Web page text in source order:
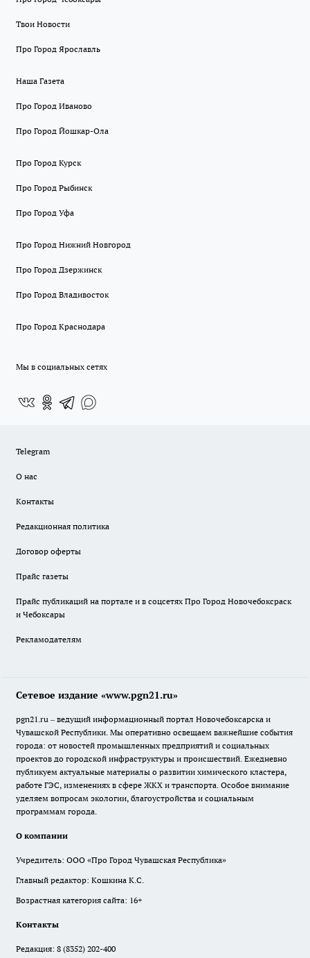
Твои Новости
Про Город Ярославль
Наша Газета
Про Город Иваново
Про Город Йошкар-Ола
Про Город Курск
Про Город Рыбинск
Про Город Уфа
Про Город Нижний Новгород
Про Город Дзержинск
Про Город Владивосток
Про Город Краснодара
Мы в социальных сетях
Telegram
О нас
Контакты
Редакционная политика
Договор оферты
Прайс газеты
Прайс публикаций на портале и в соцсетях Про Город Новочебоксраск
и Чебоксары
Рекламодателям
Сетевое издание «www.pgn21.ru»
pgn21.ru – ведущий информационный портал Новочебоксарска и
Чувашской Республики. Мы оперативно освещаем важнейшие события
города: от новостей промышленных предприятий и социальных
проектов до городской инфраструктуры и происшествий. Ежедневно
публикуем актуальные материалы о развитии химического кластера,
работе ГЭС, изменениях в сфере ЖКХ и транспорта. Особое внимание
уделяем вопросам экологии, благоустройства и социальным
программам города.
О компании
Учредитель: ООО «Про Город Чувашская Республика»
Главный редактор: Кошкина К.С.
Возрастная категория сайта: 16+
Контакты
Редакция: 8 (8352) 202-400